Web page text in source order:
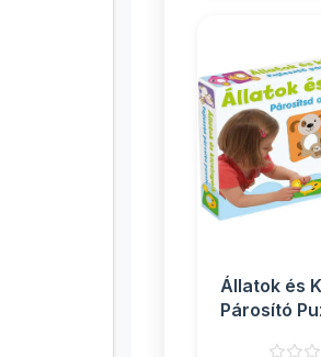
Állatok és
Párosító